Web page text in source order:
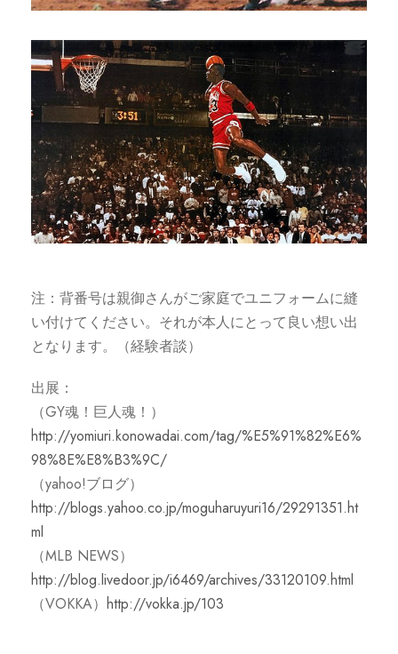
注：背番号は親御さんがご家庭でユニフォームに縫
い付けてください。それが本人にとって良い想い出
となります。（経験者談）
出展：
（GY魂！巨人魂！）
http://yomiuri.konowadai.com/tag/%E5%91%82%E6%
98%8E%E8%B3%9C/
（yahoo!ブログ）
http://blogs.yahoo.co.jp/moguharuyuri16/29291351.ht
ml
（MLB NEWS）
http://blog.livedoor.jp/i6469/archives/33120109.html
（VOKKA） http://vokka.jp/103